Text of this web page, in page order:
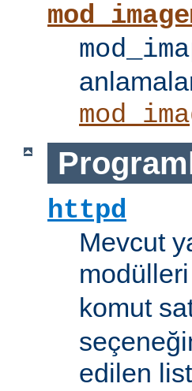
httpd
Mevcut
komut
edilen